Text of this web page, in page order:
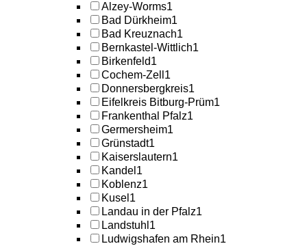
Alzey-Worms1
Bad Dürkheim1
Bad Kreuznach1
Bernkastel-Wittlich1
Birkenfeld1
Cochem-Zell 1
Donnersbergkreis1
Eifelkreis Bitburg-Prüm1
Frankenthal Pfalz1
Germersheim1
Grünstadt1
Kaiserslautern1
Kandel 1
Koblenz1
Kusel 1
Landau in der Pfalz1
Landstuhl 1
Ludwigshafen am Rhein1